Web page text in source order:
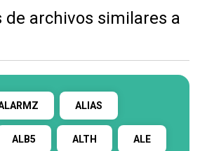
de archivos similares a
ALIAS
ALB5 ALTH ALE